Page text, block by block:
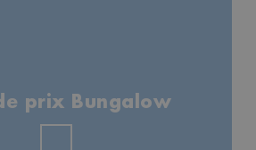
prix Bungalow